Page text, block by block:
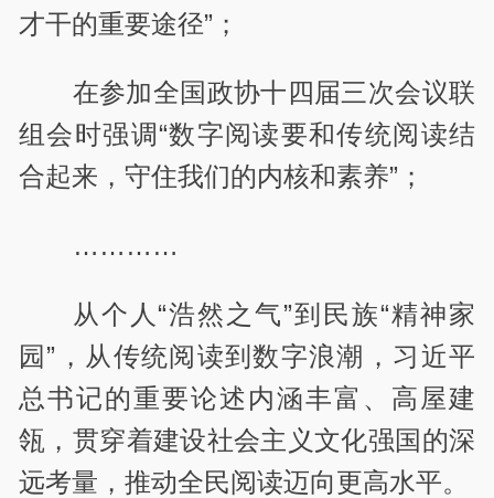
才干的重要途径”；
在参加全国政协十四届三次会议联
组会时强调“数字阅读要和传统阅读结
合起来，守住我们的内核和素养”；
…………
从个人“浩然之气”到民族“精神家
园”，从传统阅读到数字浪潮，习近平
总书记的重要论述内涵丰富、高屋建
瓴，贯穿着建设社会主义文化强国的深
远考量，推动全民阅读迈向更高水平。